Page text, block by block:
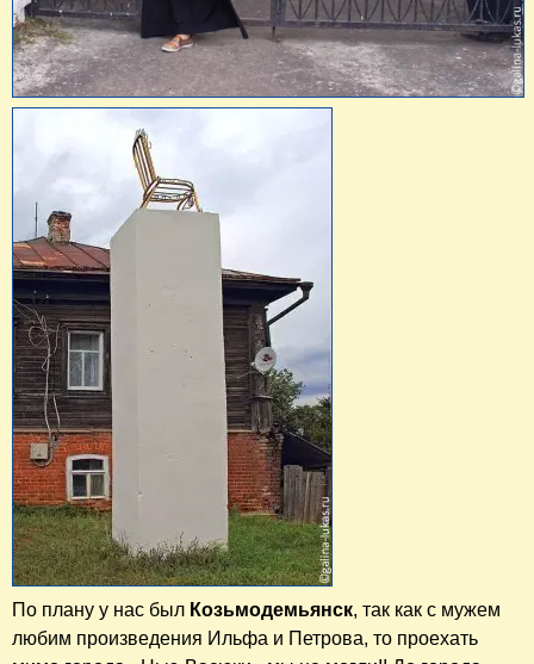
По плану у нас был Козьмодемьянск, так как с мужем
любим произведения Ильфа и Петрова, то проехать